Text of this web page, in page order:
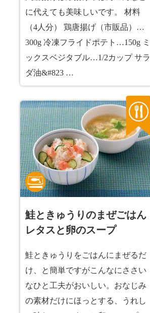
に代えても美味しいです。 材料
（4人分） 鶏唐揚げ（市販品）…
300g 冷凍フライドポテト…150g ミ
ックスベジタブル…1/2カップ サラ
ダ油&#823 …
鮭ときゅうりのまぜごはん
レタスと卵のスープ
鮭ときゅうりをごはんにまぜるだ
け、と簡単ですがこんなにささい
なひと工夫がおいしい。おなじみ
の素材だけにほっとする、うれし